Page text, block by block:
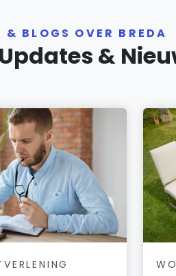
& BLOGS OVER BREDA
&